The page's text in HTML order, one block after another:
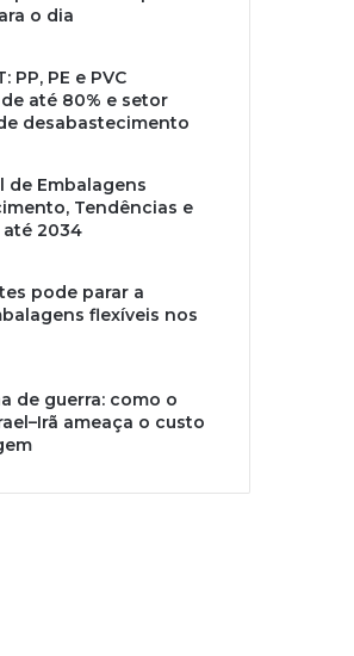
o dia
PP, PE e PVC
até 80% e setor
desabastecimento
de Embalagens
Tendências e
2034
pode parar a
flexíveis nos
de guerra: como o
ameaça o custo